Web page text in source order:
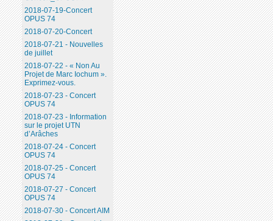
2018-07-19-Concert
OPUS 74
2018-07-20-Concert
2018-07-21 - Nouvelles
de juillet
2018-07-22 - « Non Au
Projet de Marc Iochum ».
Exprimez-vous.
2018-07-23 - Concert
OPUS 74
2018-07-23 - Information
sur le projet UTN
d’Arâches
2018-07-24 - Concert
OPUS 74
2018-07-25 - Concert
OPUS 74
2018-07-27 - Concert
OPUS 74
2018-07-30 - Concert AIM